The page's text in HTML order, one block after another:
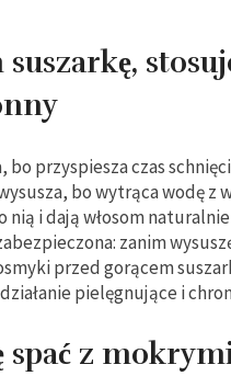
przyspiesza czas
bo wytrąca wodę z
i dają włosom
zanim
przed gorącem
pielęgnujące i
spać z